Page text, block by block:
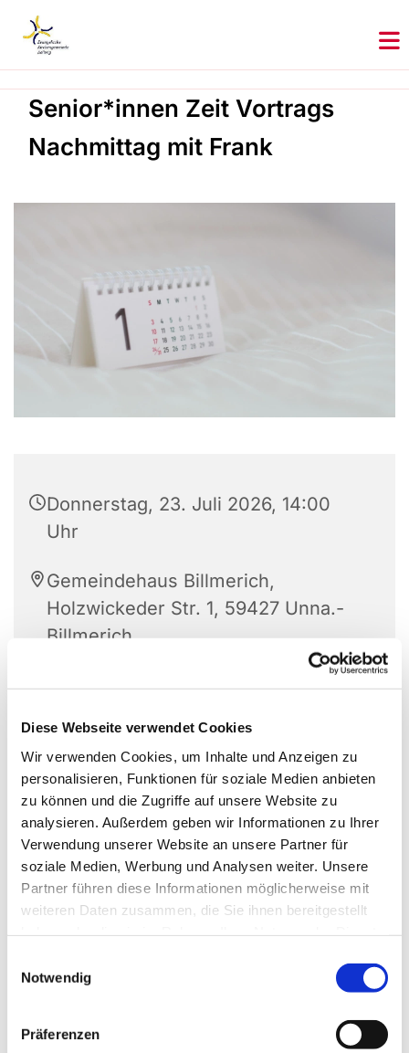
Diese Webseite verwendet Cookies
Wir verwenden Cookies, um Inhalte und Anzeigen zu
personalisieren, Funktionen für soziale Medien anbieten
zu können und die Zugriffe auf unsere Website zu
analysieren. Außerdem geben wir Informationen zu Ihrer
Verwendung unserer Website an unsere Partner für
soziale Medien, Werbung und Analysen weiter. Unsere
Partner führen diese Informationen möglicherweise mit
weiteren Daten zusammen, die Sie ihnen bereitgestellt
Notwendig
Präferenzen
Senior*innen Zeit Vortrags
Nachmittag mit Frank
Donnerstag, 23. Juli 2026, 14:00
Uhr
Gemeindehaus Billmerich,
Holzwickeder Str. 1, 59427 Unna.-
Billmerich